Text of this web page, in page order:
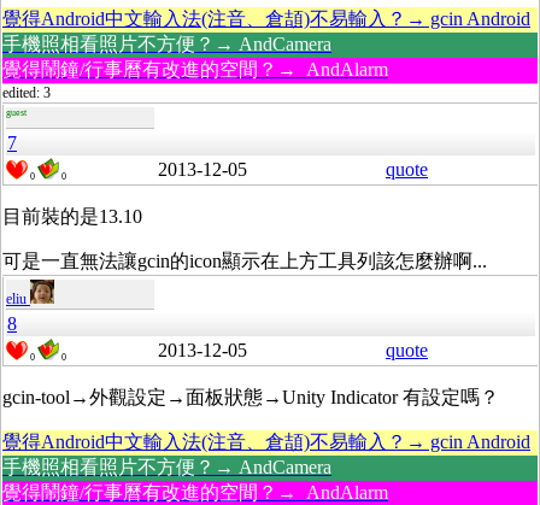
覺得Android中文輸入法(注音、倉頡)不易輸入？→ gcin Android
手機照相看照片不方便？→ AndCamera
覺得鬧鐘/行事曆有改進的空間？→ AndAlarm
edited: 3
guest
7
0 0 2013-12-05 quote
目前裝的是13.10
可是一直無法讓gcin的icon顯示在上方工具列該怎麼辦啊...
eliu
8
0 0 2013-12-05 quote
gcin-tool→外觀設定→面板狀態→Unity Indicator 有設定嗎？
覺得Android中文輸入法(注音、倉頡)不易輸入？→ gcin Android
手機照相看照片不方便？→ AndCamera
覺得鬧鐘/行事曆有改進的空間？→ AndAlarm